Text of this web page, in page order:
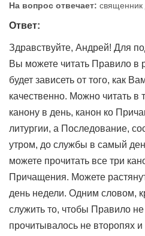
На вопрос отвечает:
Ответ:
Здравствуйте, Андрей! Для
Вы можете читать Правило в
будет зависеть от того, как
качественно. Можно читать в
канону в день, канон ко
литургии, а Последование,
утром, до службы в самый
можете прочитать все три
Причащения. Можете
день недели. Одним словом,
служить то, чтобы Правило
прочитывалось не второпях